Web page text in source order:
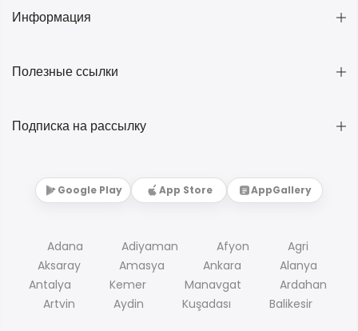
Информация
Полезные ссылки
Подписка на рассылку
Google Play App Store AppGallery
Adana Adiyaman Afyon
Agri
Aksaray
Amasya Ankara
Alanya
Antalya
Kemer Manavgat
Ardahan
Artvin
Aydin Kuşadası Balikesir